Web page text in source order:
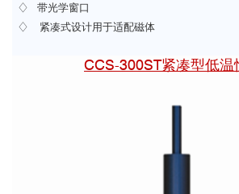
♢ 带光学窗口
♢ 紧凑式设计用于适配磁体
CCS-300ST紧凑型低温